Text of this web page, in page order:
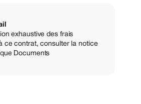
exhaustive des frais
ce contrat, consulter la notice
Documents